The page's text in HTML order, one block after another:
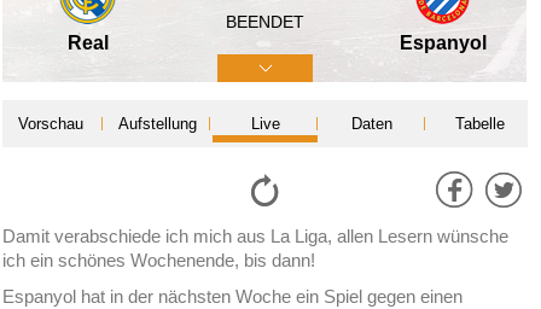
Real
BEENDET
Espanyol
Vorschau Aufstellung Live Daten Tabelle
Damit verabschiede ich mich aus La Liga, allen Lesern wünsche
ich ein schönes Wochenende, bis dann!
Espanyol hat in der nächsten Woche ein Spiel gegen einen